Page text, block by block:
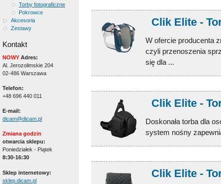
Torby fotograficzne
Pokrowce
Akcesoria
Zestawy
Kontakt
NOWY Adres:
Al. Jerozolimskie 204
02-486 Warszawa
Telefon:
+48 696 440 011
E-mail:
dicam@dicam.pl
Zmiana godzin
otwarcia sklepu:
Poniedziałek - Piątek
8:30-16:30
Sklep internetowy:
sklep.dicam.pl
Clik Elite -
W ofercie producenta
czyli przenoszenia
się dla ...
Clik Elite -
Doskonała torba dla
system nośny
Clik Elite -